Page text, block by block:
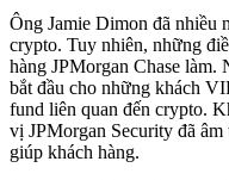
Ông Jamie Dimon đã nhiều
crypto. Tuy nhiên, những
hàng JPMorgan Chase làm.
bắt đầu cho những khách
fund liên quan đến crypto.
vị JPMorgan Security đã
giúp khách hàng.